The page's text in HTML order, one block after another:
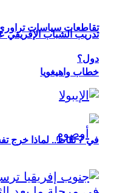
تقاطعات سياسات تراوري
خطاب واهيغويا
دول؟
في 7 نقاط.. لماذا خرج تفشي وباء إيبولا عن السيطرة؟